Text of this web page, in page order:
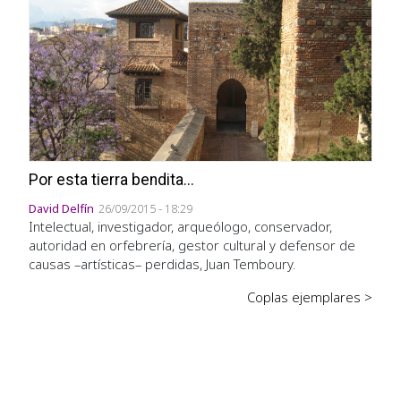
Por esta tierra bendita...
David Delfín 26/09/2015 - 18:29
Intelectual, investigador, arqueólogo, conservador,
autoridad en orfebrería, gestor cultural y defensor de
causas –artísticas– perdidas, Juan Temboury.
Coplas ejemplares >